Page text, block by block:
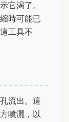
它渴了。
時可能已
工具不
流出。這
噴灑，以